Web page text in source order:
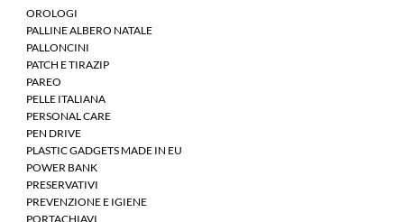
OROLOGI
PALLINE ALBERO NATALE
PALLONCINI
PATCH E TIRAZIP
PAREO
PELLE ITALIANA
PERSONAL CARE
PEN DRIVE
PLASTIC GADGETS MADE IN EU
POWER BANK
PRESERVATIVI
PREVENZIONE E IGIENE
PORTACHIAVI